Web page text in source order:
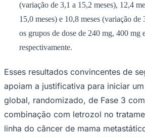
(variação de 3,1 a 15,2 meses), 12,4
15,0 meses) e 10,8 meses (variação de
os grupos de dose de 240 mg, 400 mg
respectivamente.
Esses resultados convincentes de
apoiam a justificativa para iniciar
global, randomizado, de Fase 3
combinação com letrozol no
linha do câncer de mama